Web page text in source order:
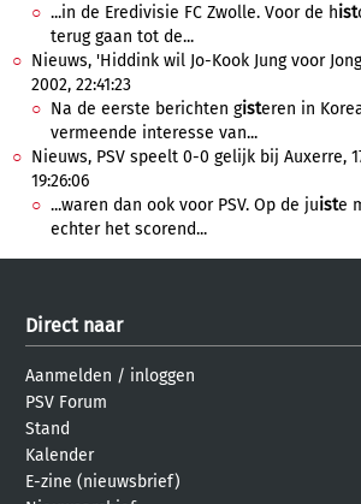
...in de Eredivisie FC Zwolle. Voor de hist
terug gaan tot de...
Nieuws, 'Hiddink wil Jo-Kook Jung voor
2002, 22:41:23
Na de eerste berichten gisteren in
vermeende interesse van...
Nieuws, PSV speelt 0-0 gelijk bij Auxerre,
19:26:06
...waren dan ook voor PSV. Op de juiste
echter het scorend...
Direct naar
Aanmelden / inloggen
PSV Forum
Stand
Kalender
E-zine (nieuwsbrief)